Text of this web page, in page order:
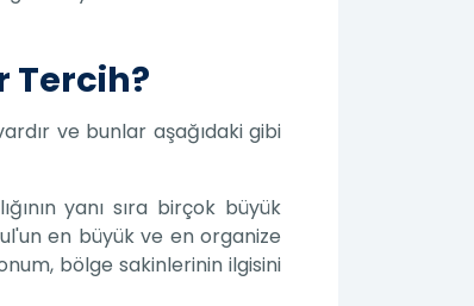
Tercih?
ve bunlar aşağıdaki gibi
yanı sıra birçok büyük
en büyük ve en organize
bölge sakinlerinin ilgisini